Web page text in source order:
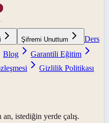
Şifremi Unuttum
Ders
Blog
Garantili Eğitim
Gizlilik Politikası
istediğin yerde çalış.